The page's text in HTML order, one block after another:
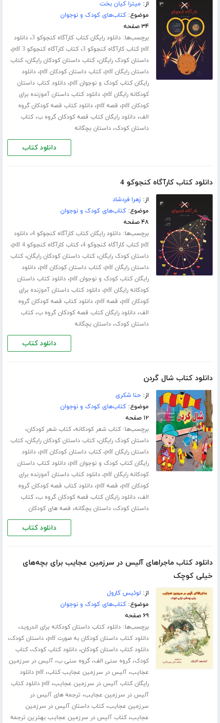
از: میترا کیان بخت
موضوع:کتاب‌های کودک و نوجوان
۳۴ صفحه
برچسب‌ها:دانلود رایگان کتاب کارآگاه کنجوکو 3 ،دانلود
pdf کتاب کارآگاه کنجوکو 3
،کتاب کارآگاه کنجوکو 3 pdf ،
داستان کودک رایگان،کتاب داستان کودکان رایگان،کتاب
داستان رایگان pdf
،کتاب داستان کودکان pdf ،دانلود
رایگان کتاب کودک و نوجوان pdf
،دانلود کتاب داستان
کودکانه رایگان pdf
،دانلود کتاب داستان آموزنده برای
کودکان pdf
، قصه pdf ،دانلود کتاب قصه کودکان گروه
الف،دانلود رایگان کتاب قصه کودکان گروه ب،کتاب
داستان کودک،داستان بچگانه
دانلود کتاب
دانلود کتاب کارآگاه کنجوکو 4
از:زهرا فردشاد
موضوع:کتاب‌های کودک و نوجوان
۴۸ صفحه
برچسب‌ها:دانلود رایگان کتاب کارآگاه کنجوکو 4 ،دانلود
pdf کتاب کارآگاه کنجوکو 4
،کتاب کارآگاه کنجوکو 4 pdf ،
داستان کودک رایگان،کتاب داستان کودکان رایگان،کتاب
داستان رایگان pdf
،کتاب داستان کودکان pdf ،دانلود
رایگان کتاب کودک و نوجوان pdf
،دانلود کتاب داستان
کودکانه رایگان pdf
،دانلود کتاب داستان آموزنده برای
کودکان pdf
، قصه pdf ،دانلود کتاب قصه کودکان گروه
الف،دانلود رایگان کتاب قصه کودکان گروه ب،کتاب
داستان کودک،داستان بچگانه
دانلود کتاب
دانلود کتاب شال گردن
از:حنا شکری
موضوع:کتاب‌های کودک و نوجوان
۱۲ صفحه
برچسب‌ها:کتاب شعر کودکانه،کتاب شعر کودکان،
داستان کودک رایگان،کتاب داستان کودکان رایگان،کتاب
داستان رایگان pdf
،کتاب داستان کودکان pdf ،دانلود
رایگان کتاب کودک و نوجوان pdf
،دانلود کتاب داستان
کودکانه رایگان pdf
،دانلود کتاب داستان آموزنده برای
کودکان pdf
، قصه pdf ،دانلود کتاب قصه کودکان گروه
الف،دانلود رایگان کتاب قصه کودکان گروه ب،کتاب
داستان کودک،داستان بچگانه، قصه های کودکان
دانلود کتاب
دانلود کتاب ماجراهای آلیس در سرزمین عجایب برای بچه‌های
خیلی کوچک
از: لوئیس کارول
موضوع:کتاب‌های کودک و نوجوان
۶۹ صفحه
برچسب‌ها:دانلود کتاب داستان کودکانه برای اندروید،
دانلود کتاب داستان کودکان به صورت pdf ،داستان کودک،
دانلود کتاب داستان کودکان،دانلود کتاب کودک،کتاب
کودک،گروه سنی الف،گروه سنی ب،آلیس در سرزمین
عجایب،آلیس در سرزمین عجایب کتاب،
pdf دانلود
رایگان کتاب آلیس در سرزمین عجایب،
pdf دانلود کتاب
آلیس در سرزمین عجایب، ترجمه های آلیس در
سرزمین عجایب،کتاب داستان آلیس در سرزمین
عجایب،کتاب آلیس در سرزمین عجایب بهترین ترجمه